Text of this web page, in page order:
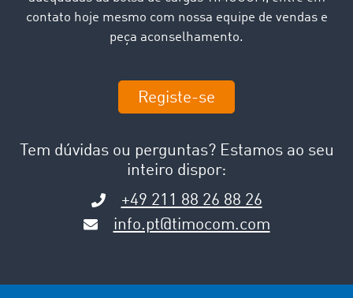
contato hoje mesmo com nossa equipe de vendas e
peça aconselhamento.
Registe-se
Tem dúvidas ou perguntas? Estamos ao seu
inteiro dispor:
+49 211 88 26 88 26
info.pt@timocom.com